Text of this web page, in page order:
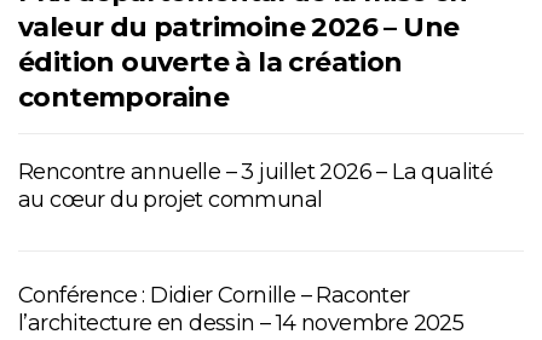
valeur du patrimoine 2026 – Une
édition ouverte à la création
contemporaine
Rencontre annuelle – 3 juillet 2026 – La qualité
au cœur du projet communal
Conférence : Didier Cornille – Raconter
l’architecture en dessin – 14 novembre 2025